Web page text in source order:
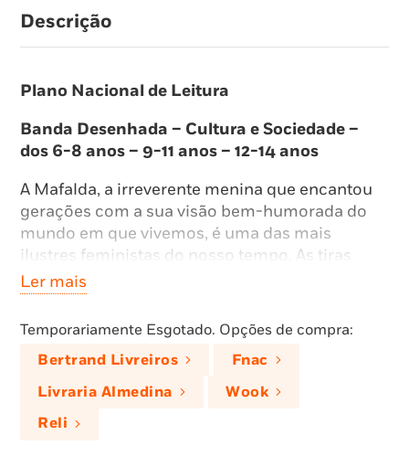
Descrição
Plano Nacional de Leitura
Banda Desenhada – Cultura e Sociedade –
dos 6-8 anos – 9-11 anos – 12-14 anos
A Mafalda, a irreverente menina que encantou
gerações com a sua visão bem-humorada do
mundo em que vivemos, é uma das mais
ilustres feministas do nosso tempo. As tiras
reunidas neste volume dão bem conta do
caráter feminista desta criança que, aos seis
anos, questiona o papel da mulher no mundo, e
que não está disposta a tornar-se uma dona de
casa de classe média dedicada às tarefas
domésticas.
Sessenta anos após a sua criação, e com a luta
Ler mais
Temporariamente Esgotado. Opções de compra:
Bertrand Livreiros
Fnac
Livraria Almedina
Wook
Reli